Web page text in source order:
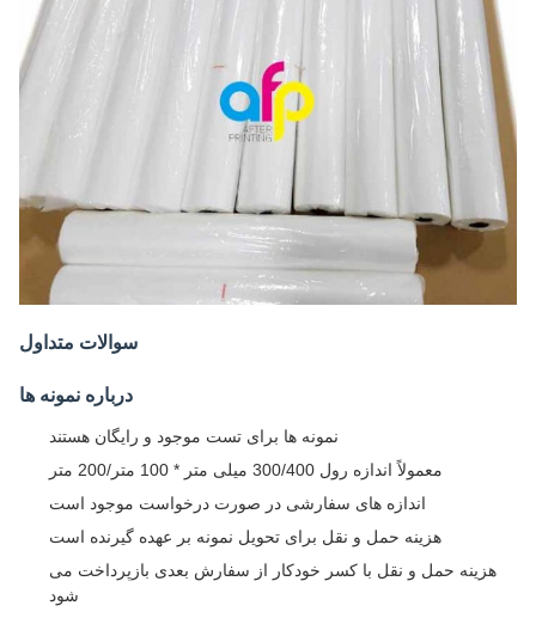
سوالات متداول
درباره نمونه ها
نمونه ها برای تست موجود و رایگان هستند
معمولاً اندازه رول 300/400 میلی متر * 100 متر/200 متر
اندازه های سفارشی در صورت درخواست موجود است
هزینه حمل و نقل برای تحویل نمونه بر عهده گیرنده است
هزینه حمل و نقل با کسر خودکار از سفارش بعدی بازپرداخت می
شود